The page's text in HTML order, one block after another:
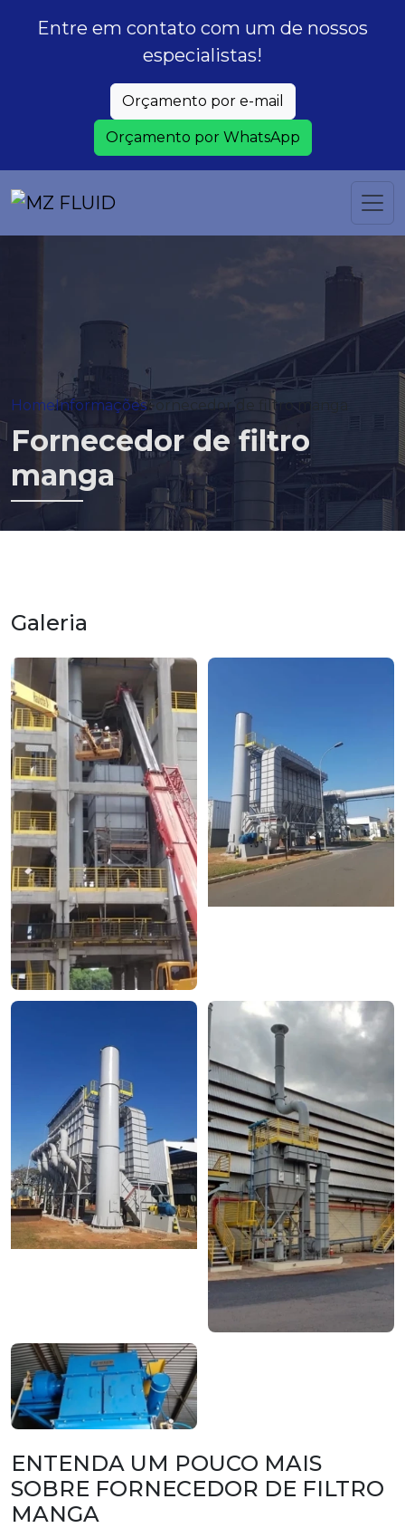
Entre em contato com um de nossos
especialistas!
Orçamento por e-mail
Orçamento por WhatsApp
HomeInformaçõesFornecedor de filtro manga
Fornecedor de filtro
manga
Galeria
ENTENDA UM POUCO MAIS
SOBRE FORNECEDOR DE FILTRO
MANGA